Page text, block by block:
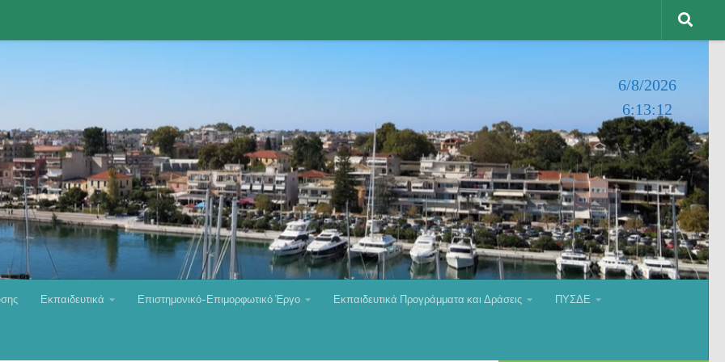
6/8/2026
6:13:13
Εκπαιδευτικά Επιστημονικό-Επιμορφωτικό Έργο Εκπαιδευτικά Προγράμματα και Δράσεις ΠΥΣΔΕ